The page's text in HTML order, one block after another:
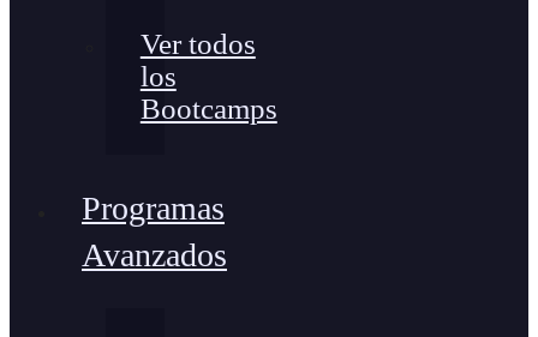
Ver todos
los
Bootcamps
Programas
Avanzados